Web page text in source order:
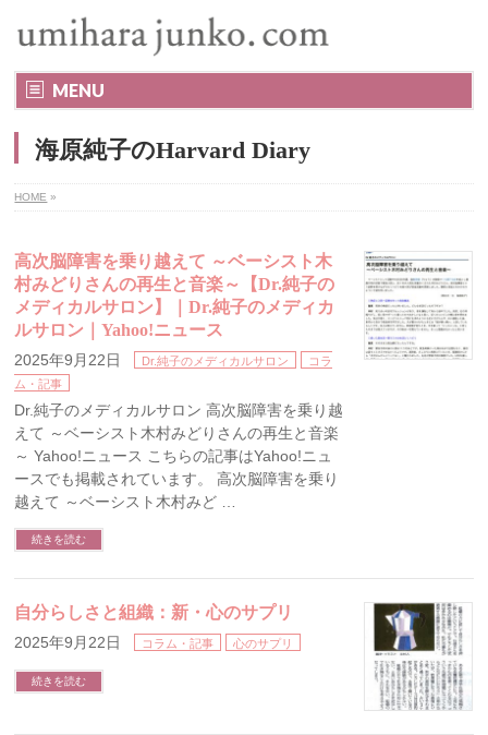
MENU
海原純子のHarvard Diary
HOME »
高次脳障害を乗り越えて ～ベーシスト木
村みどりさんの再生と音楽～【Dr.純子の
メディカルサロン】｜Dr.純子のメディカ
ルサロン｜Yahoo!ニュース
2025年9月22日 Dr.純子のメディカルサロン
コラ
ム・記事
Dr.純子のメディカルサロン 高次脳障害を乗り越
えて ～ベーシスト木村みどりさんの再生と音楽
～ Yahoo!ニュース こちらの記事はYahoo!ニュ
ースでも掲載されています。 高次脳障害を乗り
越えて ～ベーシスト木村みど …
続きを読む
自分らしさと組織：新・心のサプリ
2025年9月22日 コラム・記事 心のサプリ
続きを読む